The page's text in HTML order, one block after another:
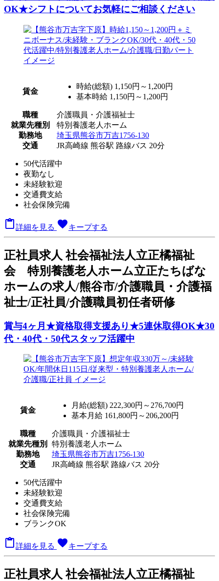
OK★シフトについてお気軽にご相談ください
賃金
時給(総額) 1,150円～1,200円
基本時給 1,150円～1,200円
職種
介護職員・介護福祉士
就業先種別
特別養護老人ホーム
勤務地
埼玉県熊谷市万吉1756-130
交通
JR高崎線 熊谷駅 路線バス 20分
50代活躍中
夜勤なし
未経験歓迎
交通費支給
社会保険完備
詳細を見る favoriteキープする
正社員求人 社会福祉法人立正橘福祉
会 特別養護老人ホーム立正たちばな
ホームの求人/熊谷市/介護職員・介護福
祉士/正社員/介護職員初任者研修
賞与4ヶ月★資格取得支援あり★5連休取得OK★30
代・40代・50代スタッフ活躍中
賃金
月給(総額) 222,300円～276,700円
基本月給 161,800円～206,200円
職種
介護職員・介護福祉士
就業先種別
特別養護老人ホーム
勤務地
埼玉県熊谷市万吉1756-130
交通
JR高崎線 熊谷駅 路線バス 20分
50代活躍中
未経験歓迎
交通費支給
社会保険完備
ブランクOK
 詳細を見る favoriteキープする
正社員求人 社会福祉法人立正橘福祉